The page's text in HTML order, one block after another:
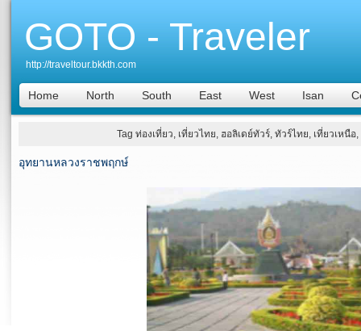
GOTO - Traveler
http://traveltour.bkkth.com
Home North South East West Isan
Tag ท่องเที่ยว, เที่ยวไทย, ฮอลิเดย์ทัวร์, ทัวร์ไทย, เที่ยวเห
อุทยานหลวงราชพฤกษ์